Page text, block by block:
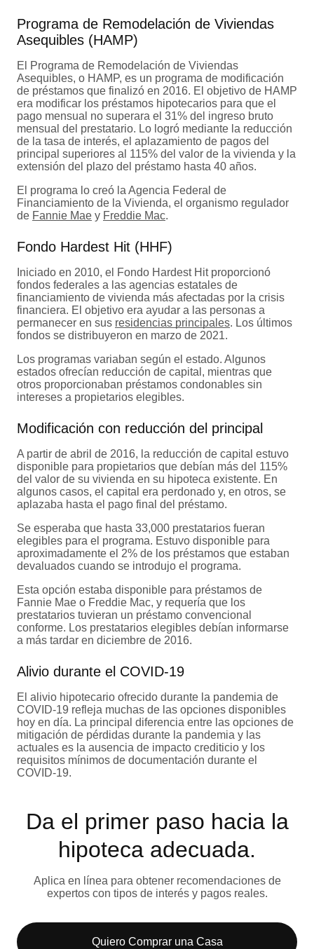
Programa de Remodelación de Viviendas
Asequibles (HAMP)
El Programa de Remodelación de Viviendas
Asequibles, o HAMP, es un programa de modificación
de préstamos que finalizó en 2016. El objetivo de HAMP
era modificar los préstamos hipotecarios para que el
pago mensual no superara el 31% del ingreso bruto
mensual del prestatario. Lo logró mediante la reducción
de la tasa de interés, el aplazamiento de pagos del
principal superiores al 115% del valor de la vivienda y la
extensión del plazo del préstamo hasta 40 años.
El programa lo creó la Agencia Federal de
Financiamiento de la Vivienda, el organismo regulador
de Fannie Mae y Freddie Mac.
Fondo Hardest Hit (HHF)
Iniciado en 2010, el Fondo Hardest Hit proporcionó
fondos federales a las agencias estatales de
financiamiento de vivienda más afectadas por la crisis
financiera. El objetivo era ayudar a las personas a
permanecer en sus residencias principales. Los últimos
fondos se distribuyeron en marzo de 2021.
Los programas variaban según el estado. Algunos
estados ofrecían reducción de capital, mientras que
otros proporcionaban préstamos condonables sin
intereses a propietarios elegibles.
Modificación con reducción del principal
A partir de abril de 2016, la reducción de capital estuvo
disponible para propietarios que debían más del 115%
del valor de su vivienda en su hipoteca existente. En
algunos casos, el capital era perdonado y, en otros, se
aplazaba hasta el pago final del préstamo.
Se esperaba que hasta 33,000 prestatarios fueran
elegibles para el programa. Estuvo disponible para
aproximadamente el 2% de los préstamos que estaban
devaluados cuando se introdujo el programa.
Esta opción estaba disponible para préstamos de
Fannie Mae o Freddie Mac, y requería que los
prestatarios tuvieran un préstamo convencional
conforme. Los prestatarios elegibles debían informarse
a más tardar en diciembre de 2016.
Alivio durante el COVID-19
El alivio hipotecario ofrecido durante la pandemia de
COVID-19 refleja muchas de las opciones disponibles
hoy en día. La principal diferencia entre las opciones de
mitigación de pérdidas durante la pandemia y las
actuales es la ausencia de impacto crediticio y los
requisitos mínimos de documentación durante el
COVID-19.
Da el primer paso hacia la
hipoteca adecuada.
Aplica en línea para obtener recomendaciones de
expertos con tipos de interés y pagos reales.
Quiero Comprar una Casa